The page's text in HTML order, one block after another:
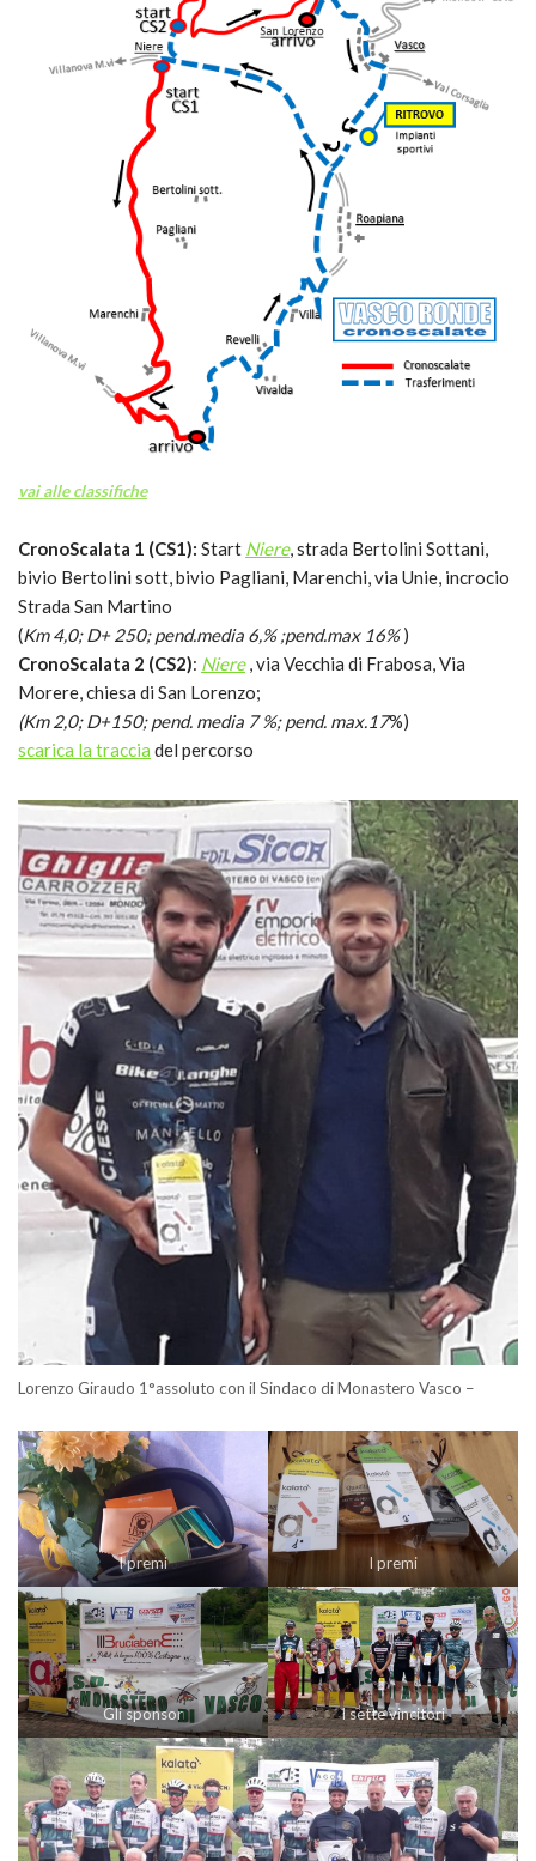
vai alle classifiche
CronoScalata 1 (CS1): Start Niere, strada Bertolini Sottani,
bivio Bertolini sott, bivio Pagliani, Marenchi, via Unie, incrocio
Strada San Martino
(Km 4,0; D+ 250; pend.media 6,% ;pend.max 16%)
CronoScalata 2 (CS2): Niere, via Vecchia di Frabosa, Via
Morere, chiesa di San Lorenzo;
(Km 2,0; D+150; pend. media 7 %; pend. max.17%)
scarica la traccia del percorso
Lorenzo Giraudo 1°assoluto con il Sindaco di Monastero Vasco –
I premi I premi
Gli sponsor I sette vincitori